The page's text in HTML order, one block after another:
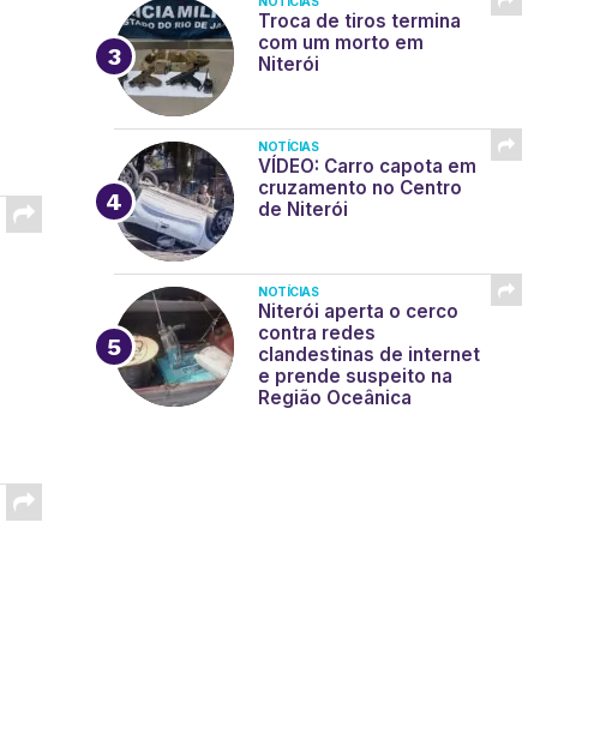
Troca de tiros termina
com um morto em
Niterói
NOTÍCIAS
VÍDEO: Carro capota em
cruzamento no Centro
de Niterói
NOTÍCIAS
Niterói aperta o cerco
contra redes
clandestinas de internet
e prende suspeito na
Região Oceânica